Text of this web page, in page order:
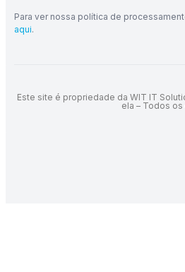
Para ver nossa política de
aqui.
Este site é propriedade da WIT IT
ela – Todos